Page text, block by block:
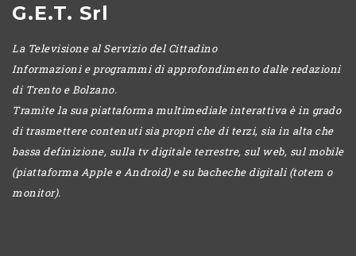
G.E.T. Srl
La Televisione al Servizio del Cittadino
Informazioni e programmi di approfondimento dalle redazioni
di Trento e Bolzano.
Tramite la sua piattaforma multimediale interattiva è in grado
di trasmettere contenuti sia propri che di terzi, sia in alta che
bassa definizione, sulla tv digitale terrestre, sul web, sul mobile
(piattaforma Apple e Android) e su bacheche digitali (totem o
monitor).